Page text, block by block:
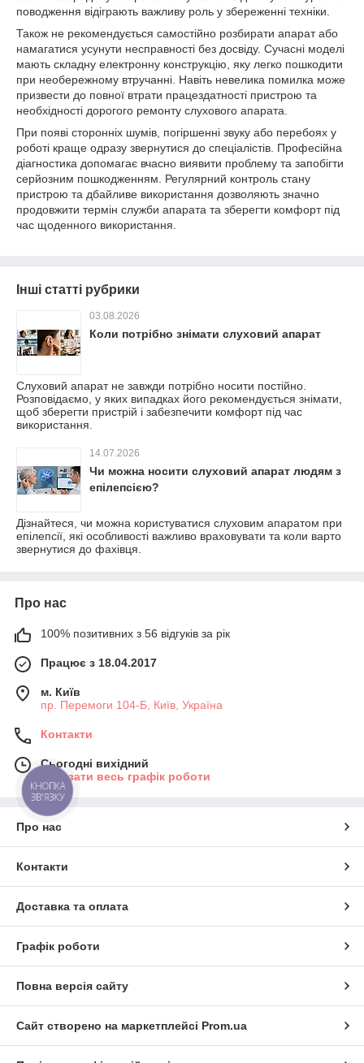
поводження відіграють важливу роль у збереженні техніки.
Також не рекомендується самостійно розбирати апарат або
намагатися усунути несправності без досвіду. Сучасні моделі
мають складну електронну конструкцію, яку легко пошкодити
при необережному втручанні. Навіть невелика помилка може
призвести до повної втрати працездатності пристрою та
необхідності дорогого ремонту слухового апарата.
При появі сторонніх шумів, погіршенні звуку або перебоях у
роботі краще одразу звернутися до спеціалістів. Професійна
діагностика допомагає вчасно виявити проблему та запобігти
серйозним пошкодженням. Регулярний контроль стану
пристрою та дбайливе використання дозволяють значно
продовжити термін служби апарата та зберегти комфорт під
час щоденного використання.
Інші статті рубрики
03.08.2026
Коли потрібно знімати слуховий апарат
Слуховий апарат не завжди потрібно носити постійно.
Розповідаємо, у яких випадках його рекомендується знімати,
щоб зберегти пристрій і забезпечити комфорт під час
використання.
14.07.2026
Чи можна носити слуховий апарат людям з
епілепсією?
Дізнайтеся, чи можна користуватися слуховим апаратом при
епілепсії, які особливості важливо враховувати та коли варто
звернутися до фахівця.
Про нас
100% позитивних з 56 відгуків за рік
Працює з 18.04.2017
м. Київ
пр. Перемоги 104-Б, Київ, Україна
Контакти
Сьогодні вихідний
Показати весь графік роботи
Про нас
Контакти
Доставка та оплата
Графік роботи
Повна версія сайту
Сайт створено на маркетплейсі Prom.ua
КНОПКА
ЗВ'ЯЗКУ